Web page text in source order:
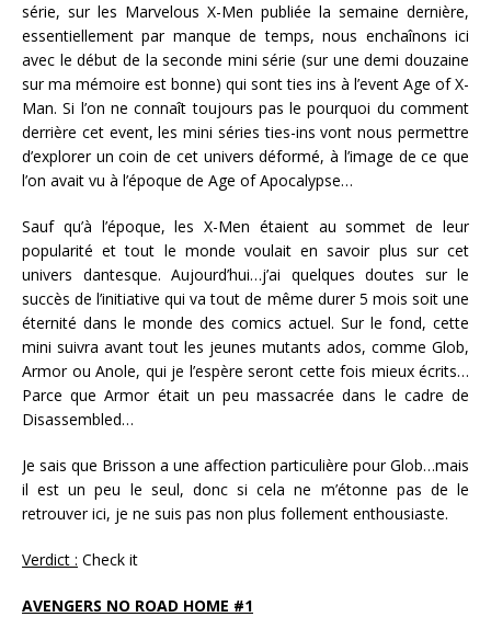
série, sur les Marvelous X-Men publiée la semaine dernière,
essentiellement par manque de temps, nous enchaînons ici
avec le début de la seconde mini série (sur une demi douzaine
sur ma mémoire est bonne) qui sont ties ins à l’event Age of X-
Man. Si l’on ne connaît toujours pas le pourquoi du comment
derrière cet event, les mini séries ties-ins vont nous permettre
d’explorer un coin de cet univers déformé, à l’image de ce que
l’on avait vu à l’époque de Age of Apocalypse…
Sauf qu’à l’époque, les X-Men étaient au sommet de leur
popularité et tout le monde voulait en savoir plus sur cet
univers dantesque. Aujourd’hui…j’ai quelques doutes sur le
succès de l’initiative qui va tout de même durer 5 mois soit une
éternité dans le monde des comics actuel. Sur le fond, cette
mini suivra avant tout les jeunes mutants ados, comme Glob,
Armor ou Anole, qui je l’espère seront cette fois mieux écrits…
Parce que Armor était un peu massacrée dans le cadre de
Disassembled…
Je sais que Brisson a une affection particulière pour Glob…mais
il est un peu le seul, donc si cela ne m’étonne pas de le
retrouver ici, je ne suis pas non plus follement enthousiaste.
Verdict : Check it
AVENGERS NO ROAD HOME #1